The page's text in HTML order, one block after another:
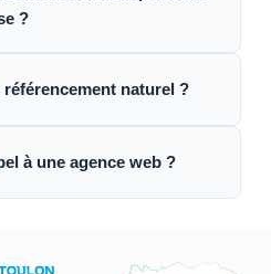
?
naturel ?
à une agence web ?